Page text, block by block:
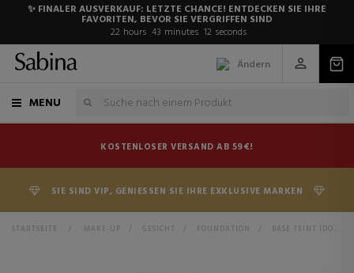
✨ FINALER AUSVERKAUF: LETZTE CHANCE! ENTDECKEN SIE IHRE
FAVORITEN, BEVOR SIE VERGRIFFEN SIND
22 hours 43 minutes 11 seconds
Ändern
MENU
KOSTENLOSER VERSAND AB 59€!
SIE SIND VIP, GENIESSEN SIE IHRE EXKLUSIVE MARKEN
STARTSEITE > MAKE-UP > GESICHT > FOUNDATION > BASE TEINT IDOLE ULTRA WEAR CARE & GLOW